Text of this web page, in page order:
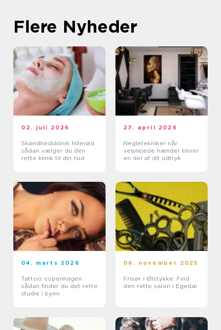
Flere Nyheder
02. juli 2026
Skøndhedsklinik hillerød
sådan vælger du den
rette klinik til din hud
27. april 2026
Negletekniker når
velplejede hænder bliver
en del af dit udtryk
04. marts 2026
Tattoo copenhagen
sådan finder du det rette
studie i byen
06. november 2025
Frisør i Ølstykke: Find
den rette salon i Egedal